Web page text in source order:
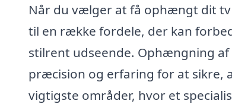
Når du vælger at få ophængt dit
til en række fordele, der kan
stilrent udseende. Ophængning
præcision og erfaring for at sikre,
vigtigste områder, hvor et